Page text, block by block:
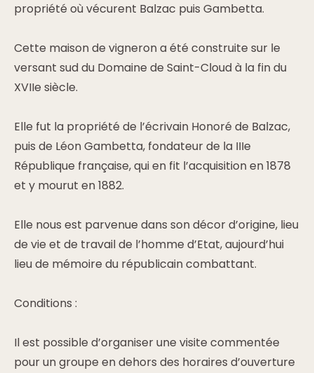
propriété où vécurent Balzac puis Gambetta.
Cette maison de vigneron a été construite sur le
versant sud du Domaine de Saint-Cloud à la fin du
XVIIe siècle.
Elle fut la propriété de l’écrivain Honoré de Balzac,
puis de Léon Gambetta, fondateur de la IIIe
République française, qui en fit l’acquisition en 1878
et y mourut en 1882.
Elle nous est parvenue dans son décor d’origine, lieu
de vie et de travail de l’homme d’Etat, aujourd’hui
lieu de mémoire du républicain combattant.
Conditions :
Il est possible d’organiser une visite commentée
pour un groupe en dehors des horaires d’ouverture